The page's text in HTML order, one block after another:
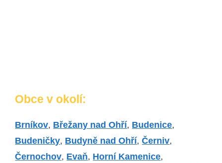
Obce v okolí:
Brníkov, Břežany nad Ohří, Budenice,
Budeničky, Budyně nad Ohří,Černiv,
Černochov, Evaň, Horní Kamenice,